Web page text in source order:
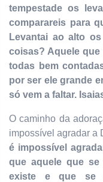
tempestade os
comparareis para
Levantai ao alto
coisas? Aquele
todas bem
por ser ele grande
só vem a faltar.
O caminho da
impossível agradar a
é impossível
que aquele que
existe e que se